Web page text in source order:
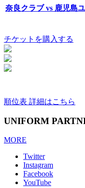
奈良クラブ vs 鹿児島
チケットを購入する
順位表 詳細はこちら
UNIFORM
MORE
Twitter
Instagram
Facebook
YouTube